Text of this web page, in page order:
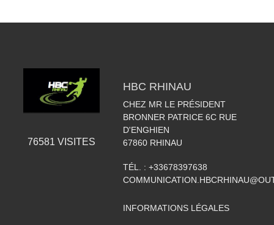
76581 VISITES
HBC RHINAU
CHEZ MR LE PRÉSIDENT
BRONNER PATRICE 6C RUE
D'ENGHIEN
67860 RHINAU
TÉL. : +33678397638
INFORMATIONS LÉGALES